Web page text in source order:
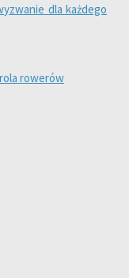
dla każdego
rowerów